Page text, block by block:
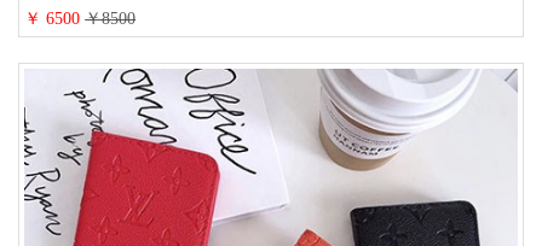
帯カバー ハイ ブランド アイフォーン15/14/13ケース 手帳 レディース 人気
￥ 6500￥8500